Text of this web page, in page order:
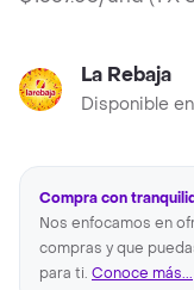
La Rebaja
Disponible en
Compra con
Nos enfocamos en
compras y que
para ti. Conoce más...